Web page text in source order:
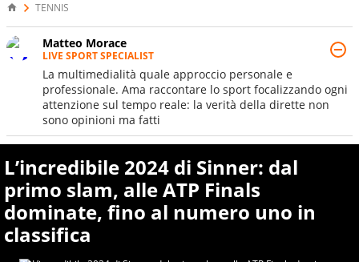
TENNIS
Matteo Morace
LIVE SPORT SPECIALIST
La multimedialità quale approccio personale e
professionale. Ama raccontare lo sport focalizzando ogni
attenzione sul tempo reale: la verità della dirette non
sono opinioni ma fatti
L’incredibile 2024 di Sinner: dal
primo slam, alle ATP Finals
dominate, fino al numero uno in
classifica